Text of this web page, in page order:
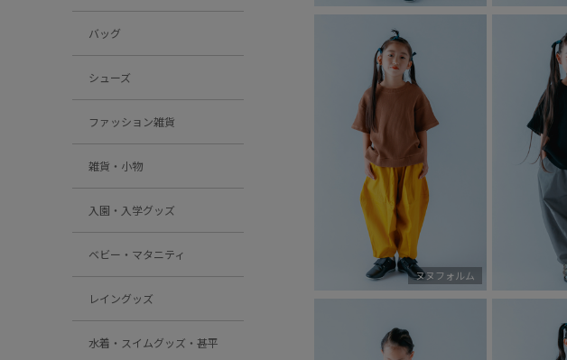
バッグ
シューズ
ファッション雑貨
雑貨・小物
入園・入学グッズ
ベビー・マタニティ
レイングッズ
水着・スイムグッズ・甚平
ヌヌフォルム